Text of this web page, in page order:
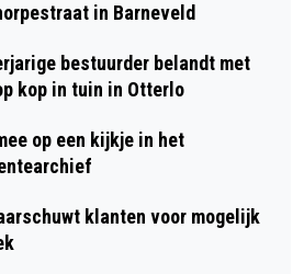
in Barneveld
bestuurder belandt met
kop in tuin in Otterlo
op een kijkje in het
klanten voor mogelijk